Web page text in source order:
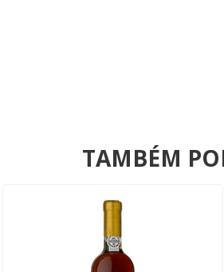
TAMBÉM